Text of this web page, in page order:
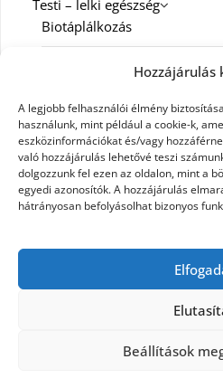
Hozzájárulás
A legjobb felhasználói élmény
használunk, mint például a cookie-k,
eszközinformációkat és/vagy
való hozzájárulás lehetővé teszi
dolgozzunk fel ezen az oldalon, mint a
egyedi azonosítók. A hozzájárulás
hátrányosan befolyásolhat bizonyos
Beállítások
Testi – lelki egészség
Biotáplálkozás
Diéta
Fitness
Spiritualitás
Karrier
Theme